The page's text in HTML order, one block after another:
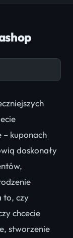
– kuponach
doskonały
to, czy
chcecie
stworzenie